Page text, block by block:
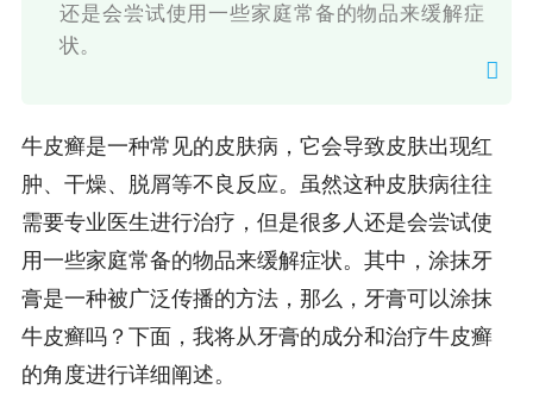
还是会尝试使用一些家庭常备的物品来缓解症
状。
牛皮癣是一种常见的皮肤病，它会导致皮肤出现红
肿、干燥、脱屑等不良反应。虽然这种皮肤病往往
需要专业医生进行治疗，但是很多人还是会尝试使
用一些家庭常备的物品来缓解症状。其中，涂抹牙
膏是一种被广泛传播的方法，那么，牙膏可以涂抹
牛皮癣吗？下面，我将从牙膏的成分和治疗牛皮癣
的角度进行详细阐述。